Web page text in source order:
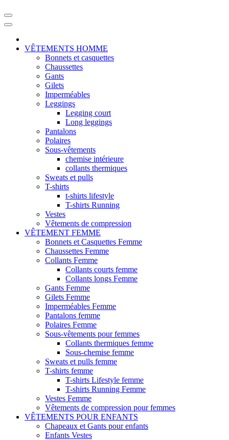
VÊTEMENTS HOMME
Bonnets et casquettes
Chaussettes
Gants
Gilets
Imperméables
Leggings
Legging court
Long leggings
Pantalons
Polaires
Sous-vêtements
chemise intérieure
collants thermiques
Sweats et pulls
T-shirts
t-shirts lifestyle
T-shirts Running
Vestes
Vêtements de compression
VÊTEMENT FEMME
Bonnets et Casquettes Femme
Chaussettes Femme
Collants Femme
Collants courts femme
Collants longs Femme
Gants Femme
Gilets Femme
Imperméables Femme
Pantalons femme
Polaires Femme
Sous-vêtements pour femmes
Collants thermiques femme
Sous-chemise femme
Sweats et pulls femme
T-shirts femme
T-shirts Lifestyle femme
T-shirts Running Femme
Vestes Femme
Vêtements de compression pour femmes
VÊTEMENTS POUR ENFANTS
Chapeaux et Gants pour enfants
Enfants Vestes